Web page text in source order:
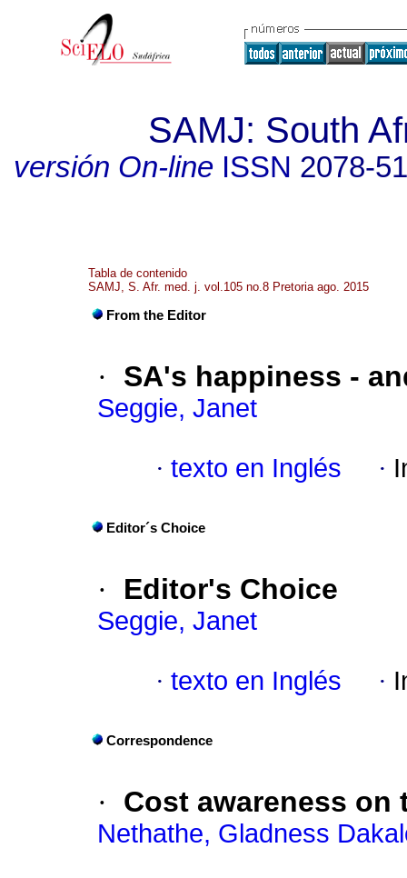
SAMJ: South
versión On-lineISSN 2078-
Tabla de contenido
SAMJ, S. Afr. med. j. vol.105 no.8 Pretoria ago. 2015
From the Editor
· SA's happiness -
Seggie, Janet
· texto en Inglés ·
Editor´s Choice
· Editor's Choice
Seggie, Janet
· texto en Inglés ·
Correspondence
· Cost awareness
Nethathe, Gladness